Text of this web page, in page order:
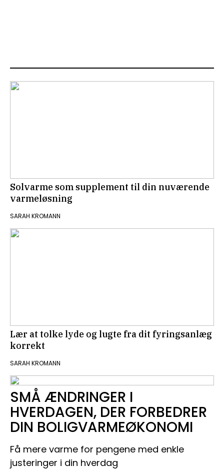
Solvarme som supplement til din nuværende
varmeløsning
SARAH KROMANN
Lær at tolke lyde og lugte fra dit fyringsanlæg
korrekt
SARAH KROMANN
SMÅ ÆNDRINGER I
HVERDAGEN, DER FORBEDRER
DIN BOLIGVARMEØKONOMI
Få mere varme for pengene med enkle
justeringer i din hverdag